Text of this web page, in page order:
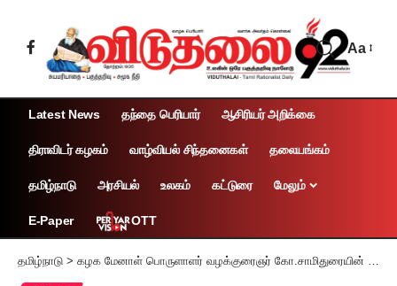
Aa
Latest News தந்தை பெரியார் ஆசிரியர் அறிக்கை
திராவிடர் கழகம் வாழ்வியல் சிந்தனைகள் தலையங்கம்
தமிழ்நாடு அரசியல் உலகம் கட்டுரை மேலும்
E-Paper OTT
தமிழ்நாடு > கழக மேனாள் பொருளாளர் வழக்குரைஞர் கோ.சாமிதுரையின் 93ஆம் பிறந்த நாள் விழா